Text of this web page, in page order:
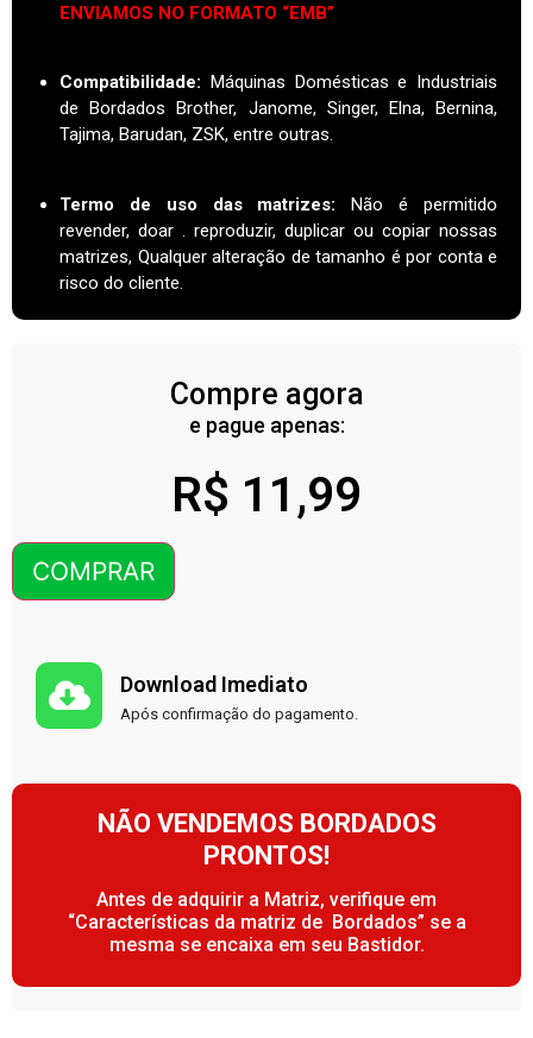
ENVIAMOS NO FORMATO “EMB”
Compatibilidade: Máquinas Domésticas e Industriais
de Bordados Brother, Janome, Singer, Elna, Bernina,
Tajima, Barudan, ZSK, entre outras.
Termo de uso das matrizes:
Não é permitido
revender, doar . reproduzir, duplicar ou copiar nossas
matrizes, Qualquer alteração de tamanho é por conta e
risco do cliente.
Compre agora
e pague apenas:
R$ 11,99
COMPRAR
Download Imediato
Após confirmação do pagamento.
NÃO VENDEMOS BORDADOS
PRONTOS!
Antes de adquirir a Matriz, verifique em
“Características da matriz de Bordados” se a
mesma se encaixa em seu Bastidor.